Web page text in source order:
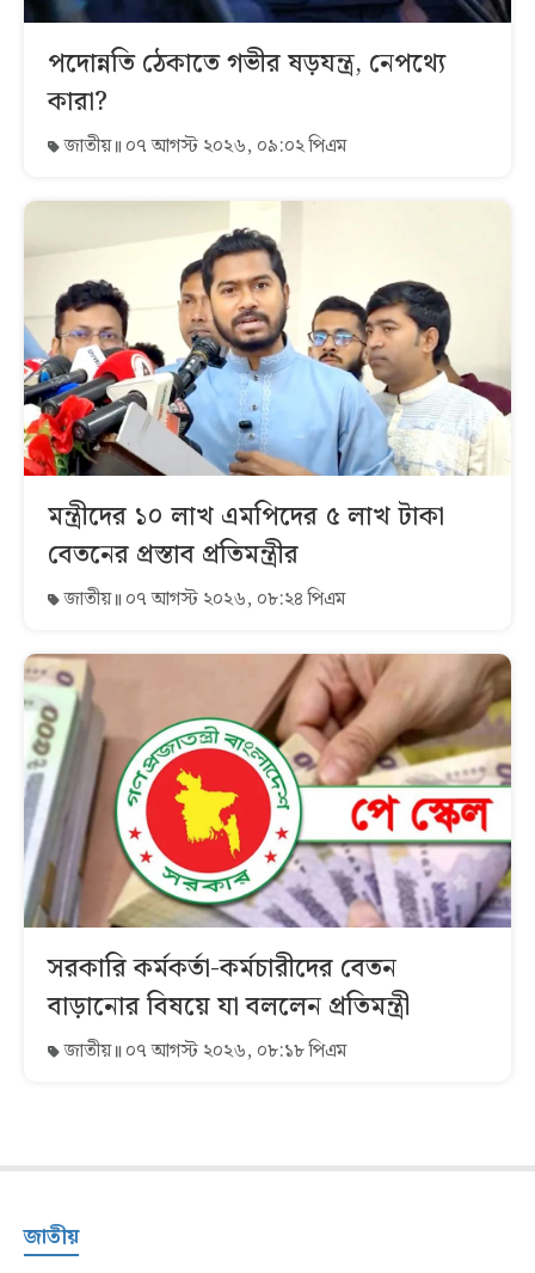
পদোন্নতি ঠেকাতে গভীর ষড়যন্ত্র, নেপথ্যে
কারা?
জাতীয় ০৭ আগস্ট ২০২৬, ০৯:০২ পিএম
মন্ত্রীদের ১০ লাখ এমপিদের ৫ লাখ টাকা
বেতনের প্রস্তাব প্রতিমন্ত্রীর
জাতীয় ০৭ আগস্ট ২০২৬, ০৮:২৪ পিএম
সরকারি কর্মকর্তা-কর্মচারীদের বেতন
বাড়ানোর বিষয়ে যা বললেন প্রতিমন্ত্রী
জাতীয় ০৭ আগস্ট ২০২৬, ০৮:১৮ পিএম
জাতীয়